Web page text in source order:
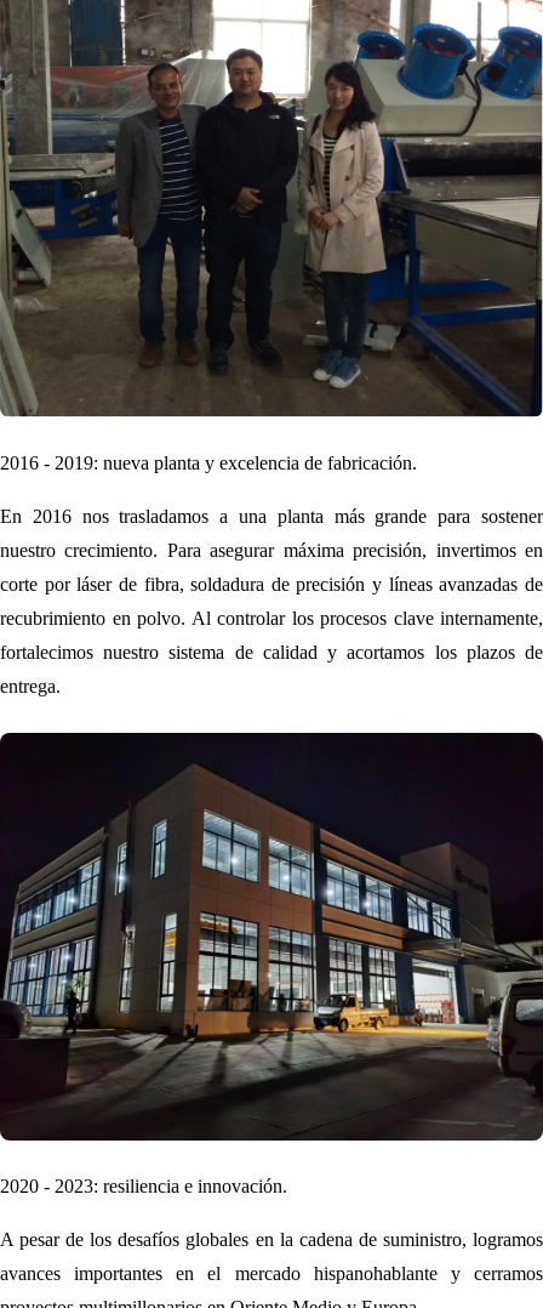
2016 - 2019: nueva planta y excelencia de fabricación.
En 2016 nos trasladamos a una planta más grande para sostener
nuestro crecimiento. Para asegurar máxima precisión, invertimos en
corte por láser de fibra, soldadura de precisión y líneas avanzadas de
recubrimiento en polvo. Al controlar los procesos clave internamente,
fortalecimos nuestro sistema de calidad y acortamos los plazos de
entrega.
2020 - 2023: resiliencia e innovación.
A pesar de los desafíos globales en la cadena de suministro, logramos
avances importantes en el mercado hispanohablante y cerramos